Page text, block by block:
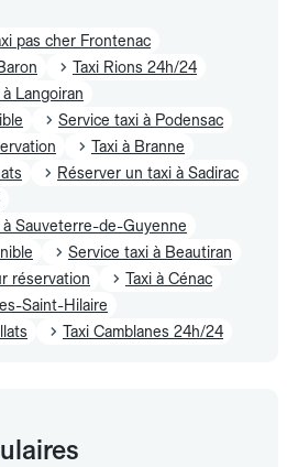
pas cher Frontenac
Taxi Rions 24h/24
Langoiran
Service taxi à Podensac
Taxi à Branne
Réserver un taxi à Sadirac
Sauveterre-de-Guyenne
Service taxi à Beautiran
réservation
Taxi à Cénac
Saint-Hilaire
Taxi Camblanes 24h/24